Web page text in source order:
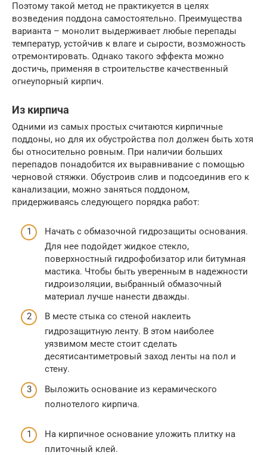
Поэтому такой метод не практикуется в целях
возведения поддона самостоятельно. Преимущества
варианта – монолит выдерживает любые перепады
температур, устойчив к влаге и сырости, возможность
отремонтировать. Однако такого эффекта можно
достичь, применяя в строительстве качественный
огнеупорный кирпич.
Из кирпича
Одними из самых простых считаются кирпичные
поддоны, но для их обустройства пол должен быть хотя
бы относительно ровным. При наличии больших
перепадов понадобится их выравнивание с помощью
черновой стяжки. Обустроив слив и подсоединив его к
канализации, можно заняться поддоном,
придерживаясь следующего порядка работ:
Начать с обмазочной гидрозащиты основания.
Для нее подойдет жидкое стекло,
поверхностный гидрофобизатор или битумная
мастика. Чтобы быть уверенным в надежности
гидроизоляции, выбранный обмазочный
материал лучше нанести дважды.
В месте стыка со стеной наклеить
гидрозащитную ленту. В этом наиболее
уязвимом месте стоит сделать
десятисантиметровый заход ленты на пол и
стену.
Выложить основание из керамического
полнотелого кирпича.
На кирпичное основание уложить плитку на
плиточный клей.